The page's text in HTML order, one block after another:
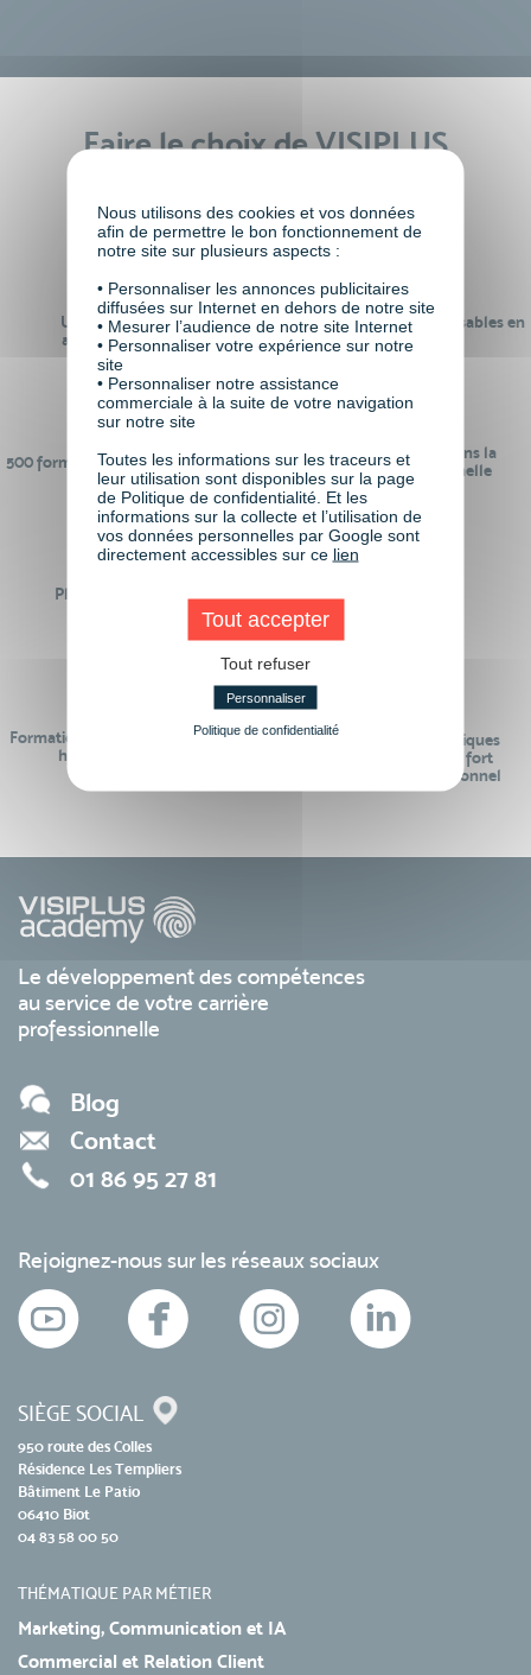
Faire le choix de VISIPLUS
Un réseau de 22 000
anciens participants
100% des formations réalisables en
digital learning
500 formations pour se préparer au
monde de demain
24 ans d'expérience dans la
formation professionnelle
Plus de 50 formations
Des intervenants
Formations réalisables pendant ou
hors temps de travail
Des contenus pédagogiques
« de pointe » et en lien fort
avec le monde professionnel
Le développement des compétences
au service de votre carrière
professionnelle
Blog
Contact
01 86 95 27 81
Rejoignez-nous sur les réseaux sociaux
SIÈGE SOCIAL
950 route des Colles
Résidence Les Templiers
Bâtiment Le Patio
06410 Biot
04 83 58 00 50
THÉMATIQUE PAR MÉTIER
Marketing, Communication et IA
Commercial et Relation Client
Nous utilisons des cookies et vos données
afin de permettre le bon fonctionnement de
notre site sur plusieurs aspects :
• Personnaliser les annonces publicitaires
diffusées sur Internet en dehors de notre site
• Mesurer l’audience de notre site Internet
• Personnaliser votre expérience sur notre
site
• Personnaliser notre assistance
commerciale à la suite de votre navigation
sur notre site
Toutes les informations sur les traceurs et
leur utilisation sont disponibles sur la page
de Politique de confidentialité. Et les
informations sur la collecte et l’utilisation de
vos données personnelles par Google sont
directement accessibles sur ce lien
Tout accepter
Tout refuser
Personnaliser
Politique de confidentialité